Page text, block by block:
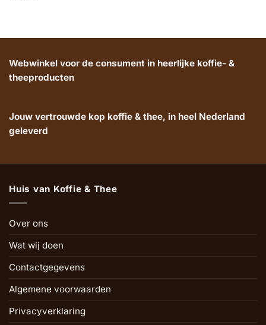
Webwinkel voor de consument in heerlijke koffie- &
theeproducten
Jouw vertrouwde kop koffie & thee, in heel Nederland
geleverd
Huis van Koffie & Thee
Over ons
Wat wij doen
Contactgegevens
Algemene voorwaarden
Privacyverklaring